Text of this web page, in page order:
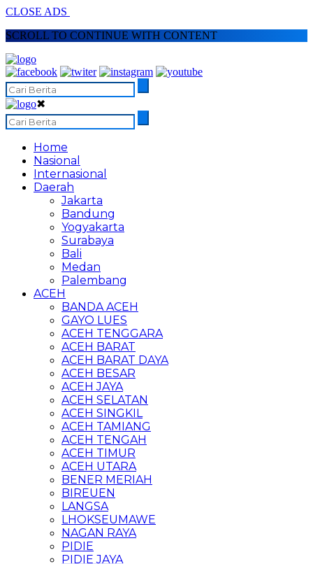
CLOSE ADS
SCROLL TO CONTINUE WITH CONTENT
✖
Home
Nasional
Internasional
Daerah
Jakarta
Bandung
Yogyakarta
Surabaya
Bali
Medan
Palembang
ACEH
BANDA ACEH
GAYO LUES
ACEH TENGGARA
ACEH BARAT
ACEH BARAT DAYA
ACEH BESAR
ACEH JAYA
ACEH SELATAN
ACEH SINGKIL
ACEH TAMIANG
ACEH TENGAH
ACEH TIMUR
ACEH UTARA
BENER MERIAH
BIREUEN
LANGSA
LHOKSEUMAWE
NAGAN RAYA
PIDIE
PIDIE JAYA